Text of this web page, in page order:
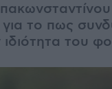
το πως
του